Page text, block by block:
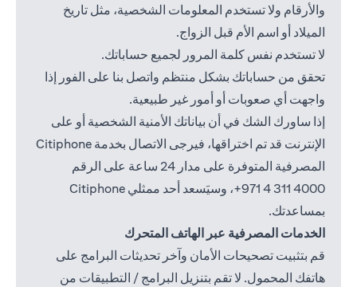
والأرقام ولا تستخدم المعلومات الشخصية، مثل تاريخ
الميلاد أو اسم الأم قبل الزواج.
لا تستخدم نفس كلمة المرور لجميع حساباتك.
تحقق من حساباتك بشكل منتظم واتصل بنا على الفور إذا
واجهت أي صعوبات أو أمور غير طبيعية.
إذا ساورك الشك في أن بياناتك الأمنية الشخصية أو على
الإنترنت قد تم اختراقها، فيرجى الاتصال بخدمة Citiphone
المصرفية المتوفرة على مدار 24 ساعة على الرقم
4000 311 4 971+
، وسيَسعد أحد ممثلي Citiphone
بمساعدتك.
الخدمات المصرفية عبر الهاتف المتحرك
قم بتثبيت تصحيحات الأمان وآخر تحديثات البرامج على
هاتفك المحمول. لا تقم بتنزيل البرامج / التطبيقات من